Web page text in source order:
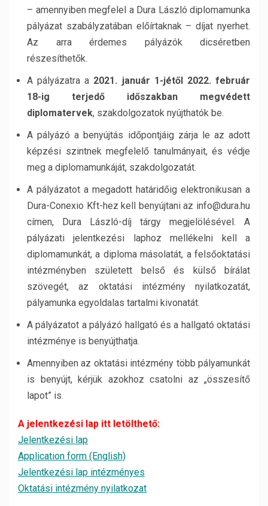
– amennyiben megfelel a Dura László diplomamunka
pályázat szabályzatában előírtaknak – díjat nyerhet.
Az arra érdemes pályázók dicséretben
részesíthetők.
A pályázatra a 2021. január 1-jétől 2022. február
18-ig terjedő időszakban megvédett
diplomatervek, szakdolgozatok nyújthatók be.
A pályázó a benyújtás időpontjáig zárja le az adott
képzési szintnek megfelelő tanulmányait, és védje
meg a diplomamunkáját, szakdolgozatát.
A pályázatot a megadott határidőig elektronikusan a
Dura-Conexio Kft-hez kell benyújtani az info@dura.hu
címen, Dura László-díj tárgy megjelölésével. A
pályázati jelentkezési laphoz mellékelni kell a
diplomamunkát, a diploma másolatát, a felsőoktatási
intézményben született belső és külső bírálat
szövegét, az oktatási intézmény nyilatkozatát,
pályamunka egyoldalas tartalmi kivonatát.
A pályázatot a pályázó hallgató és a hallgató oktatási
intézménye is benyújthatja.
Amennyiben az oktatási intézmény több pályamunkát
is benyújt, kérjük azokhoz csatolni az „összesítő
lapot” is.
A jelentkezési lap itt letölthető:
Jelentkezési lap
Application form (English)
Jelentkezési lap intézményes
Oktatási intézmény nyilatkozat